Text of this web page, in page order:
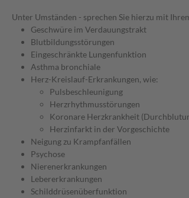
Unter Umständen - sprechen Sie hierzu mit
Geschwüre im Verdauungstrakt
Blutbildungsstörungen
Eingeschränkte Lungenfunktion
Asthma bronchiale
Herz-Kreislauf-Erkrankungen, wie:
Pulsbeschleunigung
Herzrhythmusstörungen
Koronare Herzkrankheit
Herzinfarkt in der Vorgeschichte
Neigung zu Krampfanfällen
Psychose
Nierenerkrankungen
Lebererkrankungen
Schilddrüsenüberfunktion